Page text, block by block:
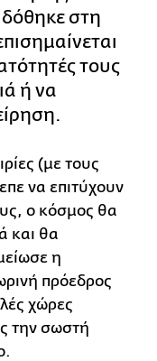
στη
τους
ή να
(με τους
να επιτύχουν
ο κόσμος θα
και θα
η
πρόεδρος
χώρες
την σωστή